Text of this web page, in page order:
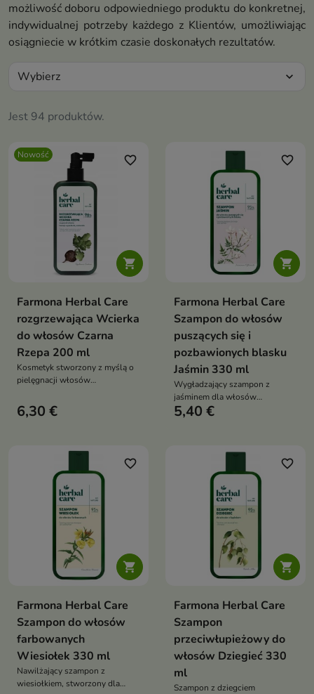
możliwość doboru odpowiedniego produktu do konkretnej,
indywidualnej potrzeby każdego z Klientów, umożliwiając
osiągniecie w krótkim czasie doskonałych rezultatów.
Jest 94 produktów.
Wybierz expand_more
Nowość

favorite_border
Farmona Herbal Care
rozgrzewająca Wcierka
do włosów Czarna
Rzepa 200 ml
Kosmetyk stworzony z myślą o
pielęgnacji włosów
skłonnych do nadmiernego
wypadania.
6,30 €

favorite_border
Farmona Herbal Care
Szampon do włosów
puszących się i
pozbawionych blasku
Jaśmin 330 ml
Wygładzający szampon z
jaśminem dla włosów
puszących się i matowych —
5,40 €

favorite_border
Farmona Herbal Care
Szampon do włosów
farbowanych
Wiesiołek 330 ml
Nawilżający szampon z
wiesiołkiem, stworzony dla

favorite_border
Farmona Herbal Care
Szampon
przeciwłupieżowy do
włosów Dziegieć 330
ml
Szampon z dziegciem